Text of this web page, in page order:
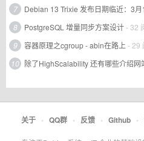
7
Debian 13 Trixie 发布日期临近：3
8
PostgreSQL 增量同步方案设计- 32
9
容器原理之cgroup - abin在路上 - 29
10 除了HighScalability 还有哪些介绍网
关于 • QQ群 • 反馈 • Github •